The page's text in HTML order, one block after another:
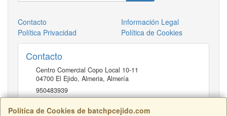
Política de Cookies de batchpcejido.com
Contacto
Información Legal
Política Privacidad
Política de Cookies
Contacto
Centro Comercial Copo Local 10-11
04700 El Ejido, Almeria, Almería
950483939